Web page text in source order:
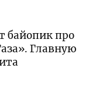
байопик про
Главную